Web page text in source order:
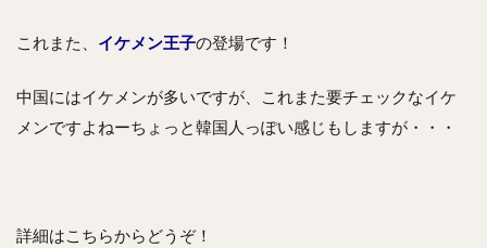
これまた、 イケメン王子の登場です！
中国にはイケメンが多いですが、これまた要チェックなイケ
メンですよねーちょっと韓国人っぽい感じもしますが・・・
詳細はこちらからどうぞ！